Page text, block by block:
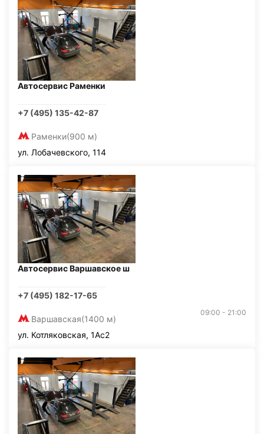
Автосервис Раменки
+7 (495) 135-42-87
Раменки(900 м)
ул. Лобачевского, 114
Автосервис Варшавское ш
+7 (495) 182-17-65
Варшавская(1400 м)
09:00 - 21:00
ул. Котляковская, 1Ас2